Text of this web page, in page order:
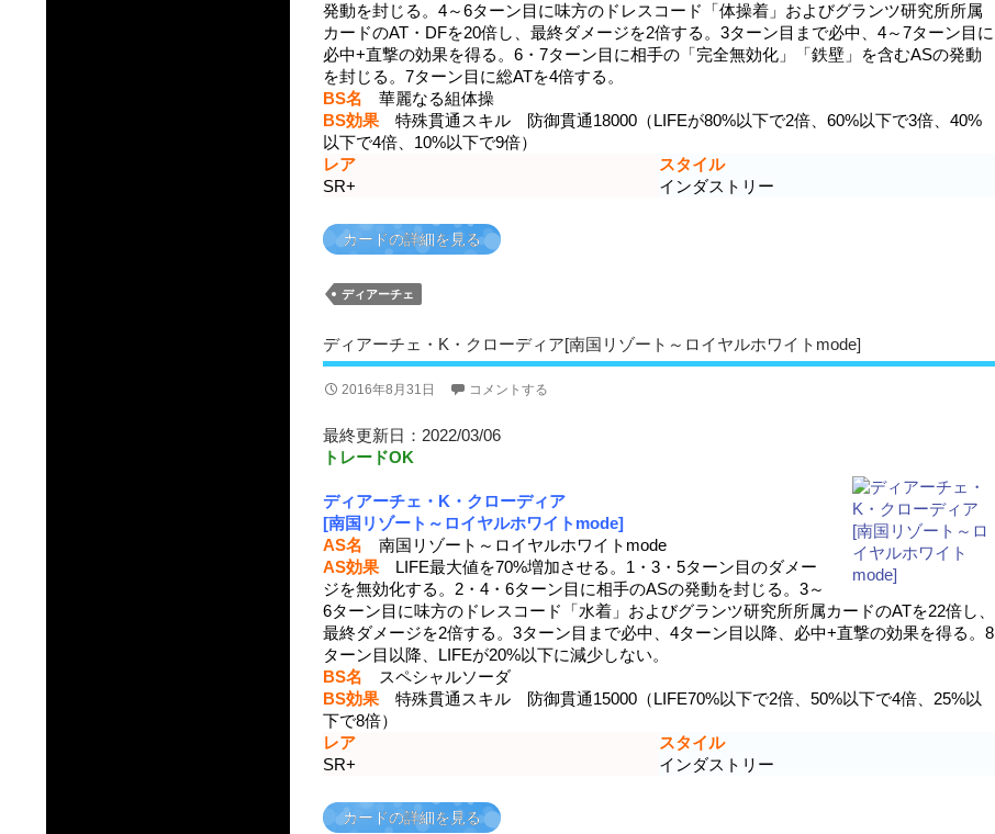
発動を封じる。4～6ターン目に味方のドレスコード「体操着」およびグランツ研究所所属
カードのAT・DFを20倍し、最終ダメージを2倍する。3ターン目まで必中、4～7ターン目に
必中+直撃の効果を得る。6・7ターン目に相手の「完全無効化」「鉄壁」を含むASの発動
を封じる。7ターン目に総ATを4倍する。
BS名 華麗なる組体操
BS効果 特殊貫通スキル 防御貫通18000（LIFEが80%以下で2倍、60%以下で3倍、40%
以下で4倍、10%以下で9倍）
レア
スタイル
SR+
インダストリー
カードの詳細を見る
ディアーチェ
ディアーチェ・K・クローディア[南国リゾート～ロイヤルホワイトmode]
2016年8月31日 コメントする
最終更新日：2022/03/06
トレードOK
ディアーチェ・K・クローディア
[南国リゾート～ロイヤルホワイトmode]
AS名 南国リゾート～ロイヤルホワイトmode
AS効果 LIFE最大値を70%増加させる。1・3・5ターン目のダメー
ジを無効化する。2・4・6ターン目に相手のASの発動を封じる。3～
6ターン目に味方のドレスコード「水着」およびグランツ研究所所属カードのATを22倍し、
最終ダメージを2倍する。3ターン目まで必中、4ターン目以降、必中+直撃の効果を得る。8
ターン目以降、LIFEが20%以下に減少しない。
BS名 スペシャルソーダ
BS効果 特殊貫通スキル 防御貫通15000（LIFE70%以下で2倍、50%以下で4倍、25%以
下で8倍）
レア
スタイル
SR+
インダストリー
カードの詳細を見る